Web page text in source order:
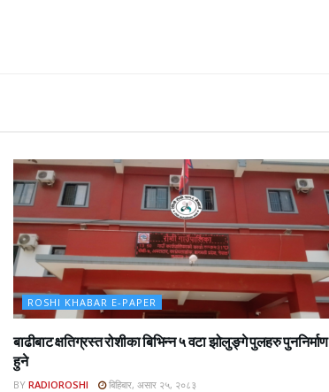
ROSHI KHABAR E-PAPER
बाढीबाट क्षतिग्रस्त रोशीका बिभिन्न ५ वटा झोलुङ्गे पुलहरु पुननिर्माण
हुने
BY RADIOROSHI बिहिबार, असार २५, २०८३